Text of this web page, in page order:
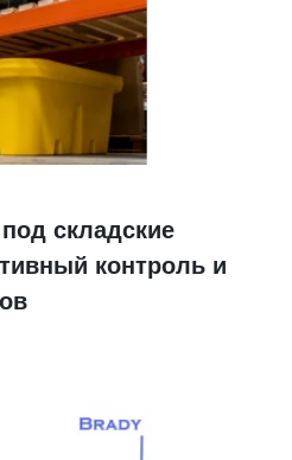
складские
контроль и